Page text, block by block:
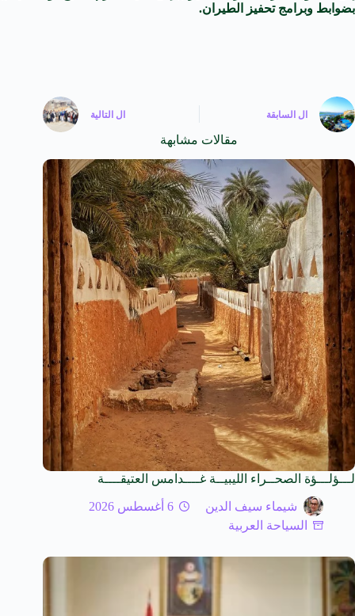
بضوابط وبرامج تحفيز الطيران.
ال السابقة ال التالية
مقالات مشابهة
لـــؤلـــؤة الصحــراء الليبيــة غــــدامس العتيقــــة
شيماء سيف الدين
6 أغسطس 2026
السياحة العربية